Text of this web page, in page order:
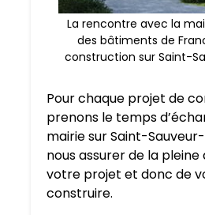
La rencontre avec la
des bâtiments de
construction sur Saint-
Pour chaque projet de
prenons le temps
mairie sur Saint-
nous assurer de la
votre projet et donc de
construire.